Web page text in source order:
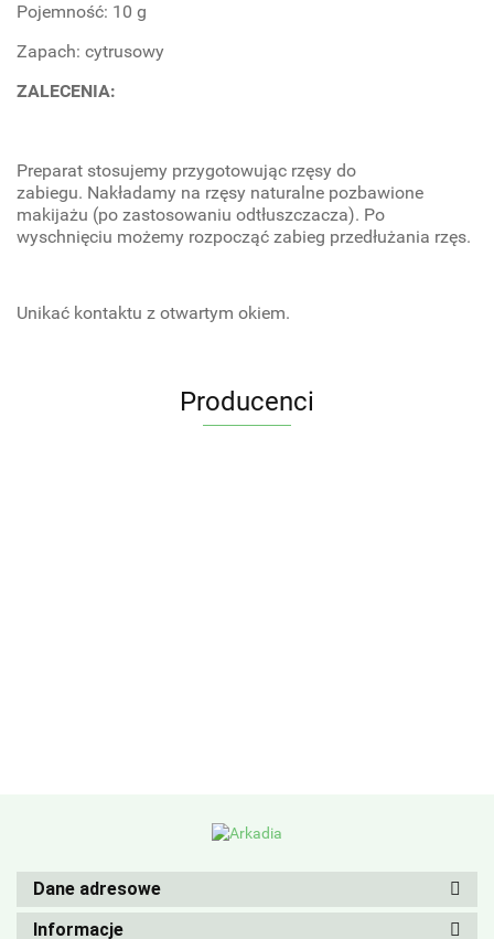
Pojemność: 10 g
Zapach: cytrusowy
ZALECENIA:
Preparat stosujemy przygotowując rzęsy do
zabiegu. Nakładamy na rzęsy naturalne pozbawione
makijażu (po zastosowaniu odtłuszczacza). Po
wyschnięciu możemy rozpocząć zabieg przedłużania rzęs.
Unikać kontaktu z otwartym okiem.
Producenci
Dane adresowe
Informacje